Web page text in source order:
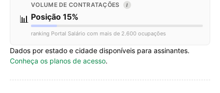
📊
VOLUME DE CONTRATAÇÕES I
Posição 15%
ranking Portal Salário com mais de 2.600 ocupações
Dados por estado e cidade disponíveis para assinantes.
Conheça os planos de acesso.